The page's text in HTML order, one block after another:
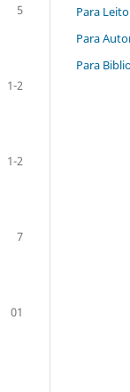
5
1-2
1-2
7
01
Para
Para
Para